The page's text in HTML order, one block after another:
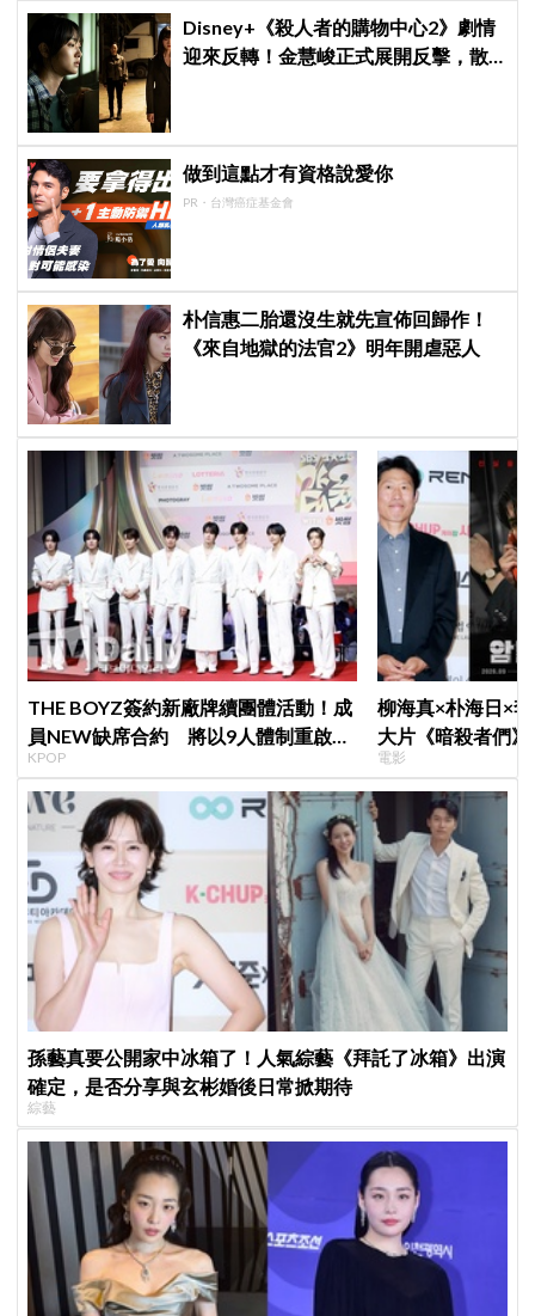
Disney+《殺人者的購物中心2》劇情
迎來反轉！金慧峻正式展開反擊，散
做到這點才有資格說愛你
PR・台灣癌症基金會
朴信惠二胎還沒生就先宣佈回歸作！
《來自地獄的法官2》明年開虐惡人
THE BOYZ簽約新廠牌續團體活動！成
員NEW缺席合約 將以9人體制重啟新
篇章
KPOP
柳海真×朴海日×
大片《暗殺者們
1974韓第一夫人
電影
孫藝真要公開家中冰箱了！人氣綜藝《拜託了冰箱》出演
確定，是否分享與玄彬婚後日常掀期待
綜藝